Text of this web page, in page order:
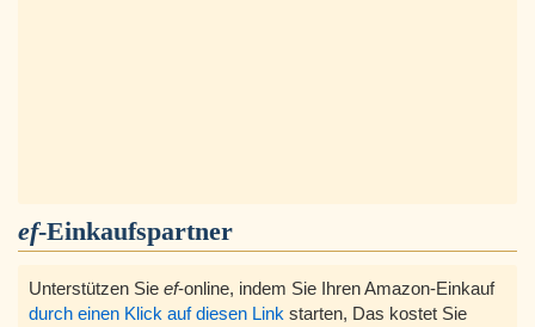
ef-Einkaufspartner
Unterstützen Sie ef-online, indem Sie Ihren Amazon-Einkauf
durch einen Klick auf diesen Link starten, Das kostet Sie